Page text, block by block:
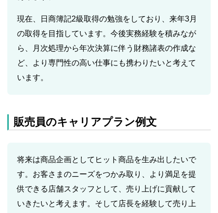
現在、日商簿記2級取得の勉強をしており、来年3月
の取得を目指しています。今後実務経験を積みなが
ら、月次処理から年次決算に伴う財務諸表の作成な
ど、より専門性の高い仕事にも携わりたいと考えて
います。
販売員のキャリアプラン例文
将来は商品企画としてヒット商品を生み出したいで
す。お客さまのニーズをつかみ取り、より満足を提
供できる店舗スタッフとして、売り上げに貢献して
いきたいと考えます。そして店長を経験して売り上